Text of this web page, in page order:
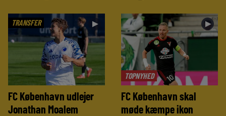
TRANSFER ►
FC København udlejer
Jonathan Moalem
TOPNYHED
►
FC København skal
møde kæmpe ikon